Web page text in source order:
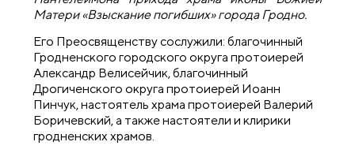
Матери «Взыскание погибших» города Гродно.
Его Преосвященству сослужили: благочинный
Гродненского городского округа протоиерей
Александр Велисейчик, благочинный
Дрогиченского округа протоиерей Иоанн
Пинчук, настоятель храма протоиерей Валерий
Боричевский, а также настоятели и клирики
гродненских храмов.